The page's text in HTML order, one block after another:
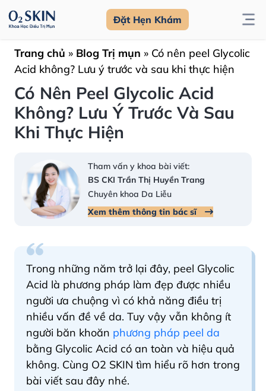
Đặt Hẹn Khám
Trang chủ » Blog Trị mụn » Có nên peel Glycolic
Acid không? Lưu ý trước và sau khi thực hiện
Có Nên Peel Glycolic Acid
Không? Lưu Ý Trước Và Sau
Khi Thực Hiện
Tham vấn y khoa bài viết:
BS CKI Trần Thị Huyền Trang
Chuyên khoa Da Liễu
Xem thêm thông tin bác sĩ
Trong những năm trở lại đây, peel Glycolic
Acid là phương pháp làm đẹp được nhiều
người ưa chuộng vì có khả năng điều trị
nhiều vấn đề về da. Tuy vậy vẫn không ít
người băn khoăn phương pháp peel da
bằng Glycolic Acid có an toàn và hiệu quả
không. Cùng O2 SKIN tìm hiểu rõ hơn trong
bài viết sau đây nhé.